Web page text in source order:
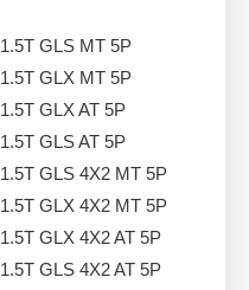
1.5T GLS MT 5P
1.5T GLX MT 5P
1.5T GLX AT 5P
1.5T GLS AT 5P
1.5T GLS 4X2 MT 5P
1.5T GLX 4X2 MT 5P
1.5T GLX 4X2 AT 5P
1.5T GLS 4X2 AT 5P